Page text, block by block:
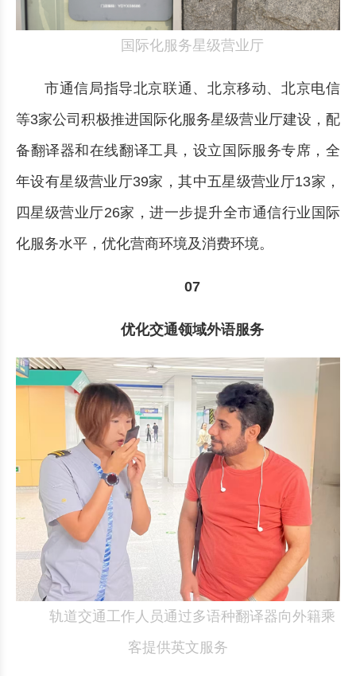
国际化服务星级营业厅
市通信局指导北京联通、北京移动、北京电信
等3家公司积极推进国际化服务星级营业厅建设，配
备翻译器和在线翻译工具，设立国际服务专席，全
年设有星级营业厅39家，其中五星级营业厅13家，
四星级营业厅26家，进一步提升全市通信行业国际
化服务水平，优化营商环境及消费环境。
07
优化交通领域外语服务
轨道交通工作人员通过多语种翻译器向外籍乘
客提供英文服务